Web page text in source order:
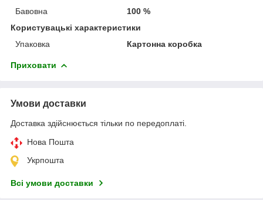
Бавовна
100 %
Користувацькі характеристики
Упаковка
Картонна коробка
Приховати
Умови доставки
Доставка здійснюється тільки по передоплаті.
Нова Пошта
Укрпошта
Всі умови доставки